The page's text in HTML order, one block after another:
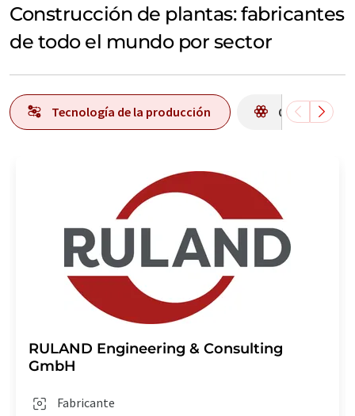
Construcción de plantas: fabricantes
de todo el mundo por sector
Tecnología de la producción Química
RULAND Engineering & Consulting
GmbH
Fabricante